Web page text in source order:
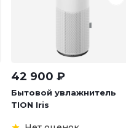
42 900 ₽
Бытовой увлажнитель
TION Iris